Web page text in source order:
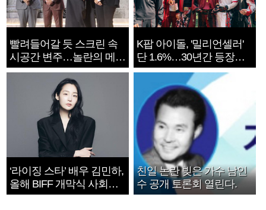
빨려들어갈 듯 스크린 속
시공간 변주…놀란의 메시
지는 ‘전쟁 속죄’
K팝 아이돌, '밀리언셀러'
단 1.6%…30년간 등장
1182개팀 전수조사
‘라이징 스타’ 배우 김민하,
올해 BIFF 개막식 사회자
확정
친일 논란 빚은 가수 남인
수 공개 토론회 열린다.